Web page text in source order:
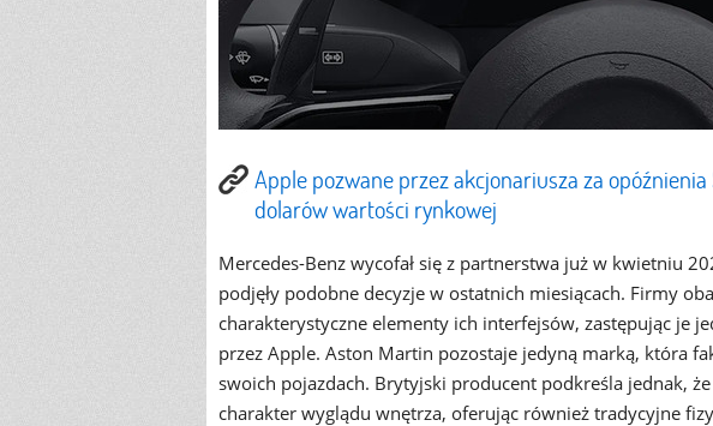
Apple pozwane przez akcjonariusza za
dolarów wartości rynkowej
Mercedes-Benz wycofał się z partnerstwa już w kwietniu
podjęły podobne decyzje w ostatnich miesiącach. Firmy
charakterystyczne elementy ich interfejsów, zastępując je
przez Apple. Aston Martin pozostaje jedyną marką, która
swoich pojazdach. Brytyjski producent podkreśla jednak,
charakter wyglądu wnętrza, oferując również tradycyjne